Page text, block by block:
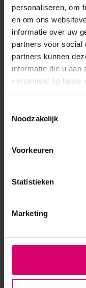
personaliseren, om
en om ons
informatie over uw
partners voor social
partners kunnen
informatie die u aan
verzameld op basis
Noodzakelijk
Voorkeuren
Statistieken
Marketing
Artikelnummer
SKU